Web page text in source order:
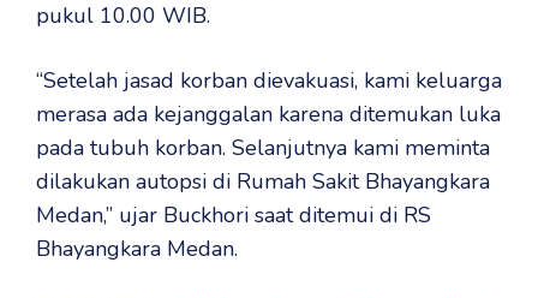
pukul 10.00 WIB.
“Setelah jasad korban dievakuasi, kami keluarga
merasa ada kejanggalan karena ditemukan luka
pada tubuh korban. Selanjutnya kami meminta
dilakukan autopsi di Rumah Sakit Bhayangkara
Medan,” ujar Buckhori saat ditemui di RS
Bhayangkara Medan.